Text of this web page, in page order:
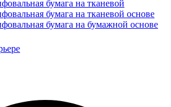
бумага на тканевой
бумага на тканевой основе
бумага на бумажной основе